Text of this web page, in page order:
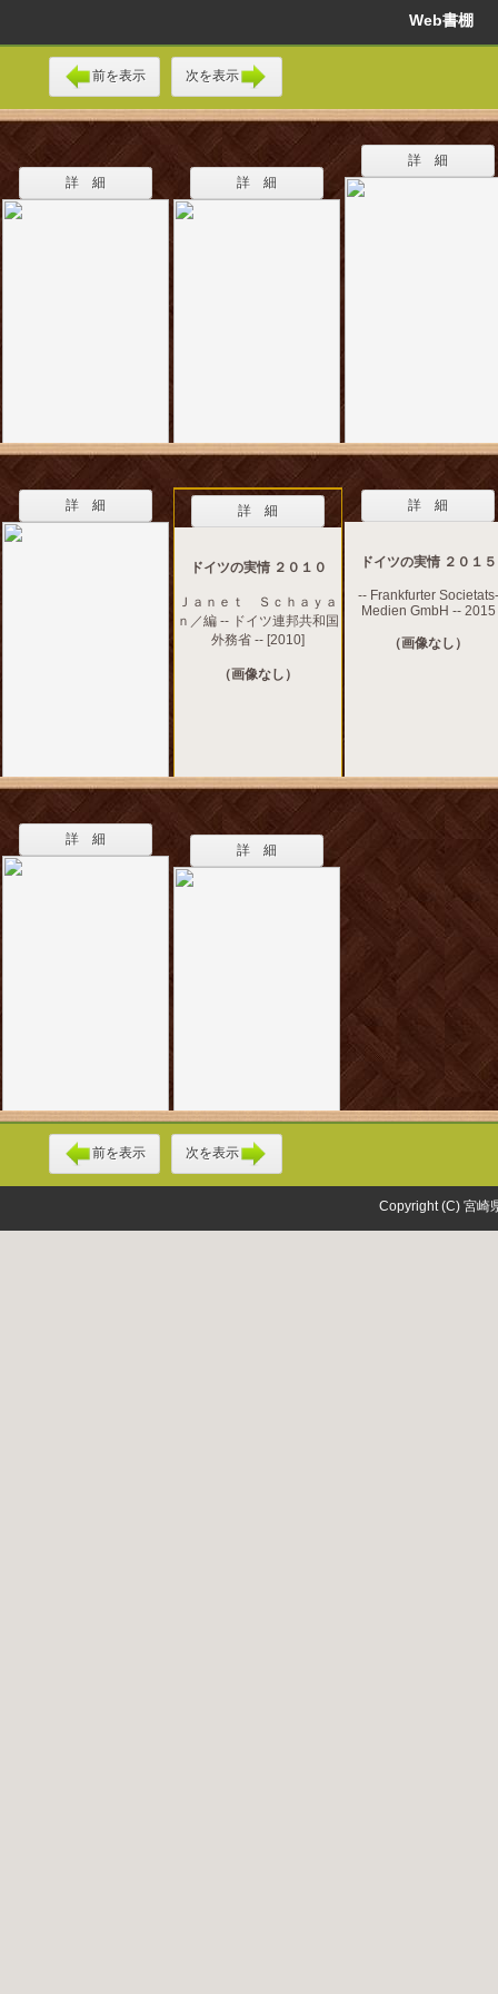
Web書棚
前を表示 次を表示
詳 細 詳 細
詳 細
詳 細 詳 細
ドイツの実情 ２０１０
Ｊａｎｅｔ Ｓｃｈａｙａ
ｎ／編 -- ドイツ連邦共和国
外務省 -- [2010]
（画像なし）
詳 細
ドイツの実情 ２０１５
-- Frankfurter Societats-
Medien GmbH -- 2015
（画像なし）
詳 細
詳 細
前を表示 次を表示
Copyright (C) 宮崎